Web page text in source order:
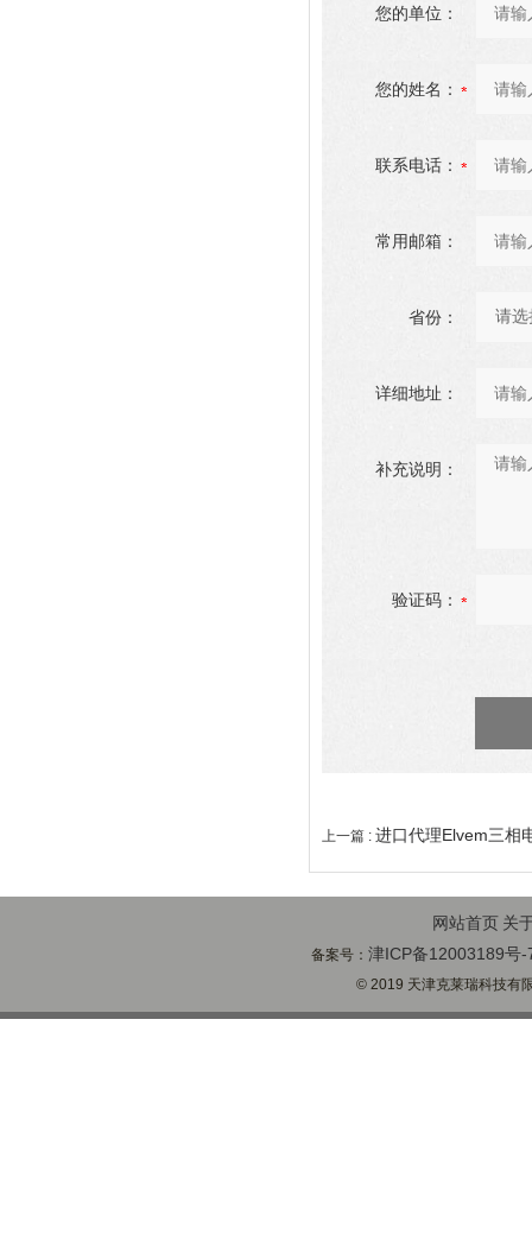
您的单位：
您的姓名：
联系电话：
常用邮箱：
省份：
详细地址：
补充说明：
验证码：
上一篇 : 进口代理Elvem三相
网站首页 关
备案号：津ICP备12003189号-
© 2019 天津克莱瑞科技有